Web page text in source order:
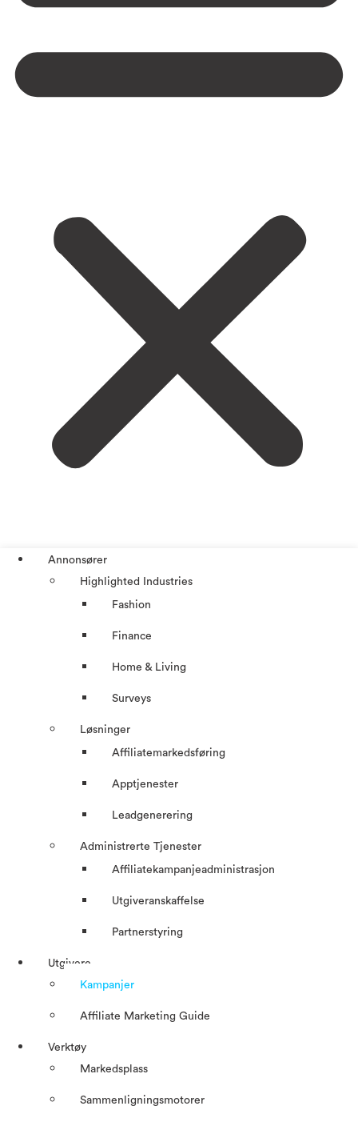
Annonsører
Highlighted Industries
Fashion
Finance
Home & Living
Surveys
Løsninger
Affiliatemarkedsføring
Apptjenester
Leadgenerering
Administrerte Tjenester
Affiliatekampanjeadministrasjon
Utgiveranskaffelse
Partnerstyring
Utgivere
Kampanjer
Affiliate Marketing Guide
Verktøy
Markedsplass
Sammenligningsmotorer